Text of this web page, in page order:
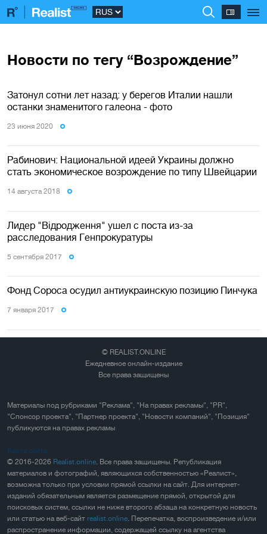
Новости по тегу “Возрождение”
Затонул сотни лет назад: у берегов Италии нашли
останки знаменитого галеона - фото
23 июня 2020
Рабинович: Национальной идеей Украины должно
стать экономическое возрождение по типу Швейцарии
14 августа 2018
Лидер "Відродження" ушел с поста из-за
расследования Генпрокуратуры
5 сентября 2017
Фонд Сороса осудил антиукраинскую позицию Пинчука
7 января 2017
© REALIST.ONLINE
Ежедневное онлайн-издание
Все права защищены
Материалы под рубриками "Реклама", "На правах рекламы", "PR",
"Спонсор проекта", "Партнер проекта", "Новости компаний", "Позиция"
публикуются на правах рекламы
Карта сайта
© 2016-2026 Realist.online . Все права защищены. Републикация
материалов и фотографий, являющихся собственностью «Реалист»,
возможна только при условии прямой ссылки на сайт. Для интернет-
изданий обязательным является размещение прямой, открытой для
поисковых систем, ссылки не ниже второго абзаца на конкретную новость
или статью на веб-сайт realist.online . Перепечатка, воспроизведение и/или
распространение информации, содержащей ссылку на агентства